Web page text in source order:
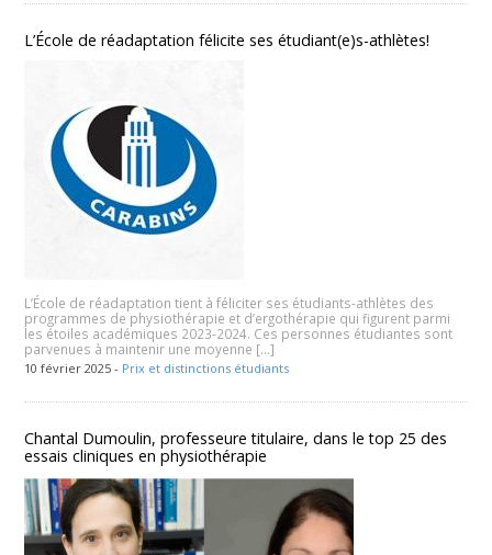
L’École de réadaptation félicite ses étudiant(e)s-athlètes!
L’École de réadaptation tient à féliciter ses étudiants-athlètes des
programmes de physiothérapie et d’ergothérapie qui figurent parmi
les étoiles académiques 2023-2024. Ces personnes étudiantes sont
parvenues à maintenir une moyenne […]
10 février 2025 - Prix et distinctions étudiants
Chantal Dumoulin, professeure titulaire, dans le top 25 des
essais cliniques en physiothérapie